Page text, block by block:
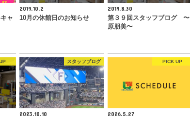
ャ
2019.10.2
10月の休館日のお知らせ
2019.8.30
第３９回スタッフブログ 〜
原朋美〜
スタッフブログ
2023.10.10
PICK UP
2026.5.27